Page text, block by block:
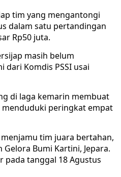
tim yang mengantongi
dalam satu pertandingan
Rp50 juta.
masih belum
dari Komdis PSSI usai
di laga kemarin membuat
menduduki peringkat empat
tim juara bertahan,
Bumi Kartini, Jepara.
pada tanggal 18 Agustus